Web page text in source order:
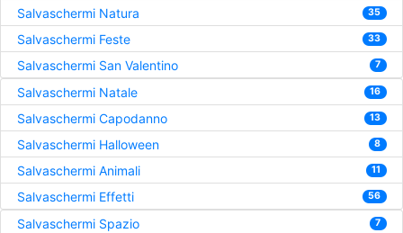
Salvaschermi Natura 35
Salvaschermi Feste 33
Salvaschermi San Valentino 7
Salvaschermi Natale 16
Salvaschermi Capodanno 13
Salvaschermi Halloween 8
Salvaschermi Animali 11
Salvaschermi Effetti 56
Salvaschermi Spazio 7